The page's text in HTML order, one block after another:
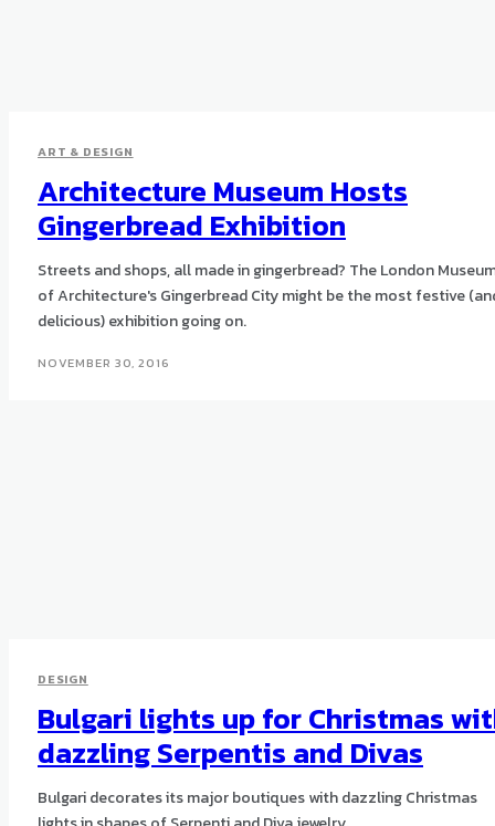
ART & DESIGN
Architecture Museum Hosts
Gingerbread Exhibition
Streets and shops, all made in gingerbread? The London
of Architecture's Gingerbread City might be the most festive
delicious) exhibition going on.
NOVEMBER 30, 2016
DESIGN
Bulgari lights up for Christmas
dazzling Serpentis and Divas
Bulgari decorates its major boutiques with dazzling Christmas